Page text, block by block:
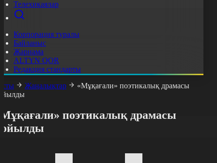
Телехикаялар
Корпорация туралы
Байланыс
Жарнама
ALTYN QOR
Редакция стандарты
Жаңалықтар
«Мұқағали» поэтикалық драмасы
поэтикалық драмасы